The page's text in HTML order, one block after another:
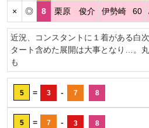
× ◎ 8 栗原 俊介 伊勢崎 60
近況、コンスタントに１着がある白
タート含めた展開は大事となり…。
も
5 = 3 - 7 8
5 = 7 - 3 8